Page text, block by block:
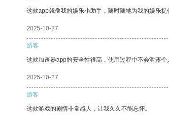
这款app就像我的娱乐小助手，随时随地为我的娱乐提
2025-10-27
游客
这款加速器app的安全性很高，使用过程中不会泄露
2025-10-27
游客
这款游戏的剧情非常感人，让我久久不能忘怀。